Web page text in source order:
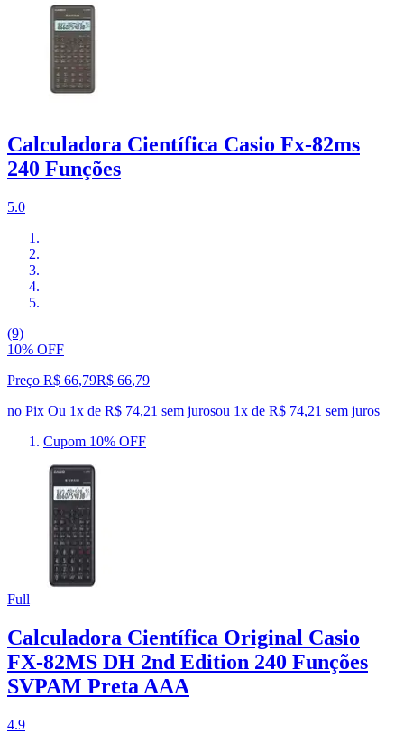
Calculadora Científica Casio Fx-82ms
240 Funções
5.0
(9)
10% OFF
Preço R$ 66,79R$ 66,79
no Pix Ou 1x de R$ 74,21 sem jurosou 1x de R$ 74,21 sem juros
Cupom 10% OFF
Full
Calculadora Científica Original Casio
FX-82MS DH 2nd Edition 240 Funções
SVPAM Preta AAA
4.9